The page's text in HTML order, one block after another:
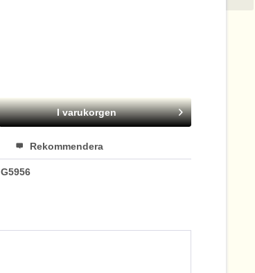
I varukorgen
Rekommendera
G5956